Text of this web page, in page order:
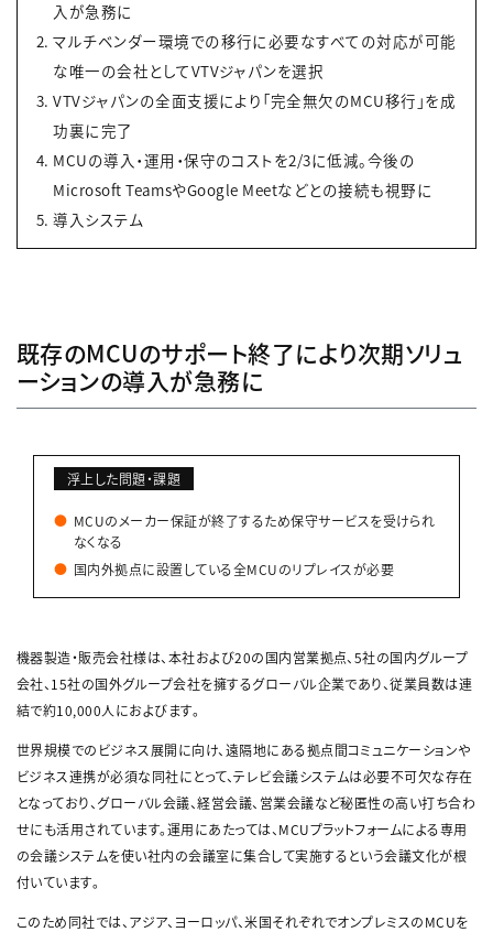
入が急務に
マルチベンダー環境での移行に必要なすべての対応が可能
な唯一の会社としてVTVジャパンを選択
VTVジャパンの全面支援により「完全無欠のMCU移行」を成
功裏に完了
MCUの導入・運用・保守のコストを2/3に低減。今後の
Microsoft TeamsやGoogle Meetなどとの接続も視野に
導入システム
既存のMCUのサポート終了により次期ソリュ
ーションの導入が急務に
浮上した問題・課題
MCUのメーカー保証が終了するため保守サービスを受けられ
なくなる
国内外拠点に設置している全MCUのリプレイスが必要
機器製造・販売会社様は、本社および20の国内営業拠点、5社の国内グループ
会社、15社の国外グループ会社を擁するグローバル企業であり、従業員数は連
結で約10,000人におよびます。
世界規模でのビジネス展開に向け、遠隔地にある拠点間コミュニケーションや
ビジネス連携が必須な同社にとって、テレビ会議システムは必要不可欠な存在
となっており、グローバル会議、経営会議、営業会議など秘匿性の高い打ち合わ
せにも活用されています。運用にあたっては、MCUプラットフォームによる専用
の会議システムを使い社内の会議室に集合して実施するという会議文化が根
付いています。
このため同社では、アジア、ヨーロッパ、米国それぞれでオンプレミスのMCUを